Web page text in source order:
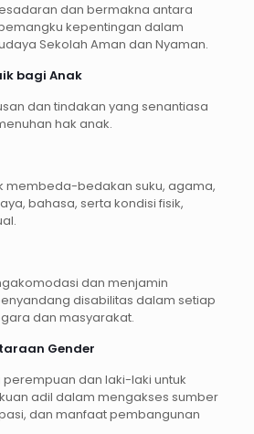
dan bermakna antara
kepentingan dalam
Sekolah Aman dan Nyaman.
bagi Anak
dan tindakan yang senantiasa
hak anak.
membeda-bedakan suku, agama,
bahasa, serta kondisi fisik,
dan menjamin
disabilitas dalam setiap
dan masyarakat.
Gender
dan laki-laki untuk
adil dalam mengakses sumber
dan manfaat pembangunan